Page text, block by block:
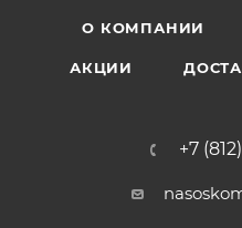
О КОМПАНИИ
АКЦИИ
+7